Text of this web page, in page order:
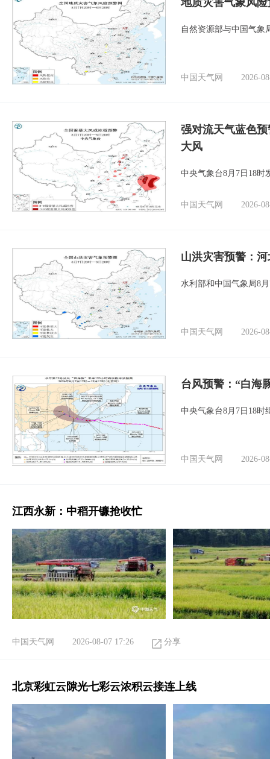
地质灾害气象风
自然资源部与中国气象
中国天气网 2026-
强对流天气蓝色
大风
中央气象台8月7日18时
中国天气网 2026-
山洪灾害预警：
水利部和中国气象局8
中国天气网 2026-
台风预警：“白海
中央气象台8月7日18时
中国天气网 2026-
江西永新：中稻开镰抢收忙
中国天气网 2026-08-07 17:26 分享
北京彩虹云隙光七彩云浓积云接连上线